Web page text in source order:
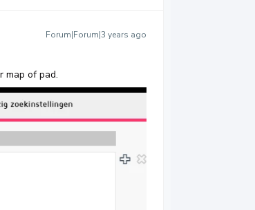
Forum|Forum|3 years ago
map of pad.